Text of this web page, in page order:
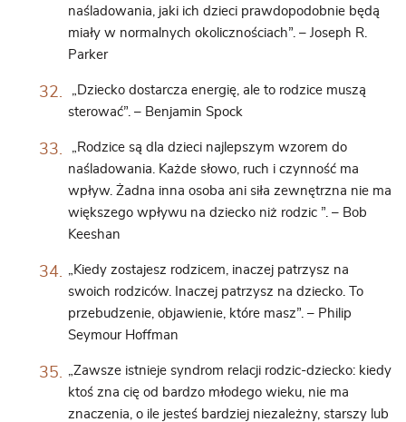
naśladowania, jaki ich dzieci prawdopodobnie będą
miały w normalnych okolicznościach”. – Joseph R.
Parker
„Dziecko dostarcza energię, ale to rodzice muszą
sterować”. – Benjamin Spock
„Rodzice są dla dzieci najlepszym wzorem do
naśladowania. Każde słowo, ruch i czynność ma
wpływ. Żadna inna osoba ani siła zewnętrzna nie ma
większego wpływu na dziecko niż rodzic ”. – Bob
Keeshan
„Kiedy zostajesz rodzicem, inaczej patrzysz na
swoich rodziców. Inaczej patrzysz na dziecko. To
przebudzenie, objawienie, które masz”. – Philip
Seymour Hoffman
„Zawsze istnieje syndrom relacji rodzic-dziecko: kiedy
ktoś zna cię od bardzo młodego wieku, nie ma
znaczenia, o ile jesteś bardziej niezależny, starszy lub